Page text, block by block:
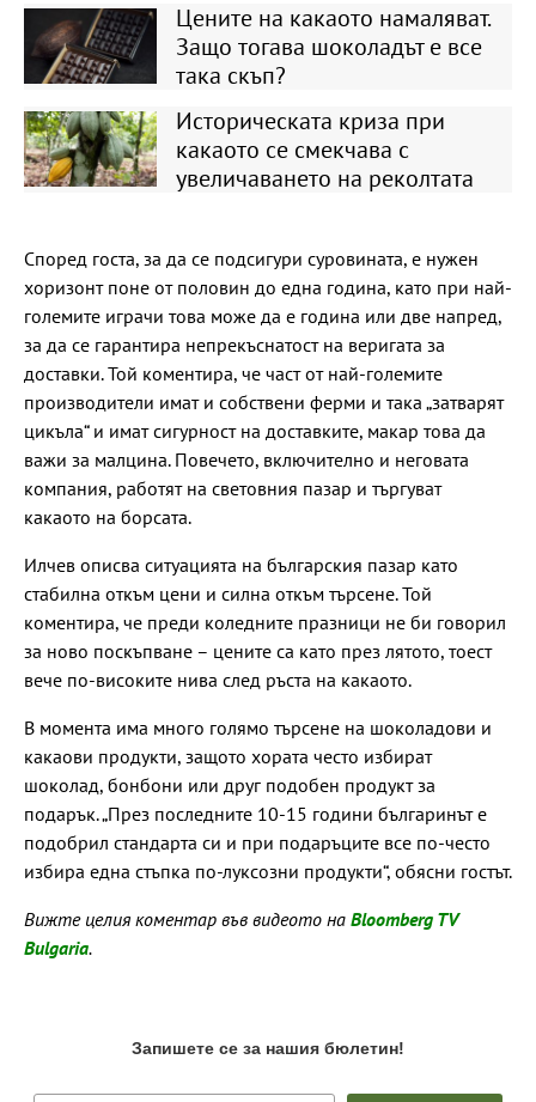
Цените на какаото намаляват.
Защо тогава шоколадът е все
така скъп?
Историческата криза при
какаото се смекчава с
увеличаването на реколтата
Според госта, за да се подсигури суровината, е нужен
хоризонт поне от половин до една година, като при най-
големите играчи това може да е година или две напред,
за да се гарантира непрекъснатост на веригата за
доставки. Той коментира, че част от най-големите
производители имат и собствени ферми и така „затварят
цикъла“ и имат сигурност на доставките, макар това да
важи за малцина. Повечето, включително и неговата
компания, работят на световния пазар и търгуват
какаото на борсата.
Илчев описва ситуацията на българския пазар като
стабилна откъм цени и силна откъм търсене. Той
коментира, че преди коледните празници не би говорил
за ново поскъпване – цените са като през лятото, тоест
вече по-високите нива след ръста на какаото.
В момента има много голямо търсене на шоколадови и
какаови продукти, защото хората често избират
шоколад, бонбони или друг подобен продукт за
подарък. „През последните 10-15 години българинът е
подобрил стандарта си и при подаръците все по-често
избира една стъпка по-луксозни продукти“, обясни гостът.
Вижте целия коментар във видеото на Bloomberg TV
Bulgaria.